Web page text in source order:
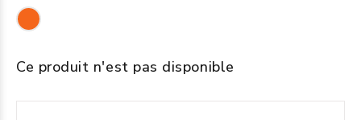
Ce produit n'est pas disponible